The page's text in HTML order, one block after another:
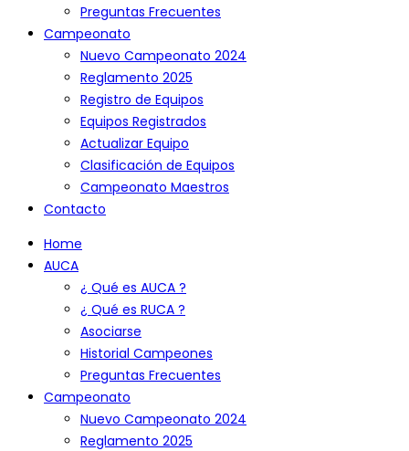
Preguntas Frecuentes
Campeonato
Nuevo Campeonato 2024
Reglamento 2025
Registro de Equipos
Equipos Registrados
Actualizar Equipo
Clasificación de Equipos
Campeonato Maestros
Contacto
Home
AUCA
¿ Qué es AUCA ?
¿ Qué es RUCA ?
Asociarse
Historial Campeones
Preguntas Frecuentes
Campeonato
Nuevo Campeonato 2024
Reglamento 2025